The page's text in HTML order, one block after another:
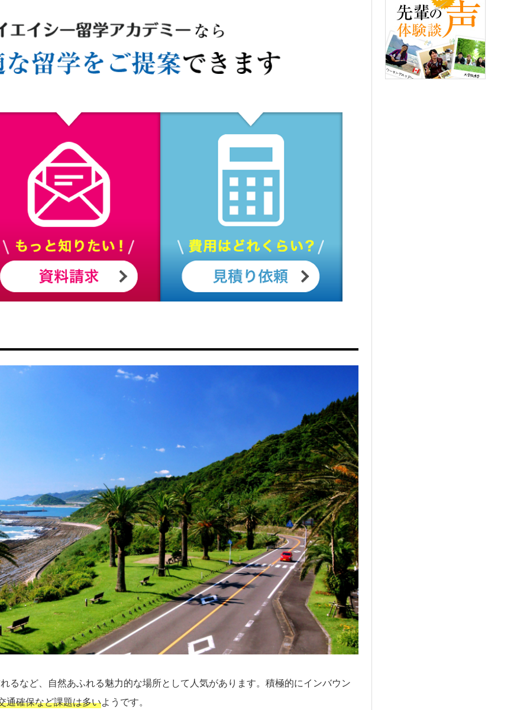
るなど、自然あふれる魅力的な場所として人気があります。積極的にインバウン
通確保など課題は多いようです。